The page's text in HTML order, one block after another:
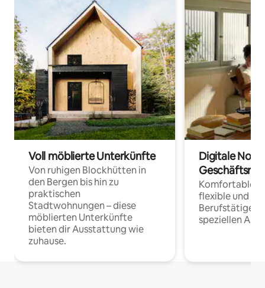
Voll möblierte Unterkünfte
Von ruhigen Blockhütten in
den Bergen bis hin zu
praktischen
Stadtwohnungen – diese
möblierten Unterkünfte
bieten dir Ausstattung wie
zuhause.
Digitale
Komfortable
flexible und
Berufstätige
speziellen